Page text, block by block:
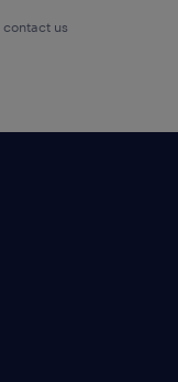
contact us